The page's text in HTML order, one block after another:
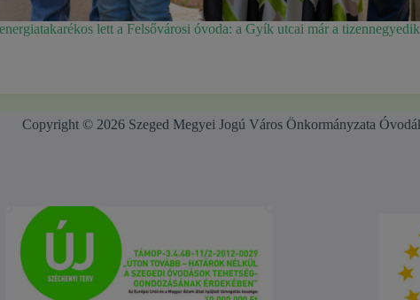
lett a Felsővárosi óvoda: a Gyík utcai már a
Copyright © 2026 Szeged Megyei Jogú Város Önkormányzata